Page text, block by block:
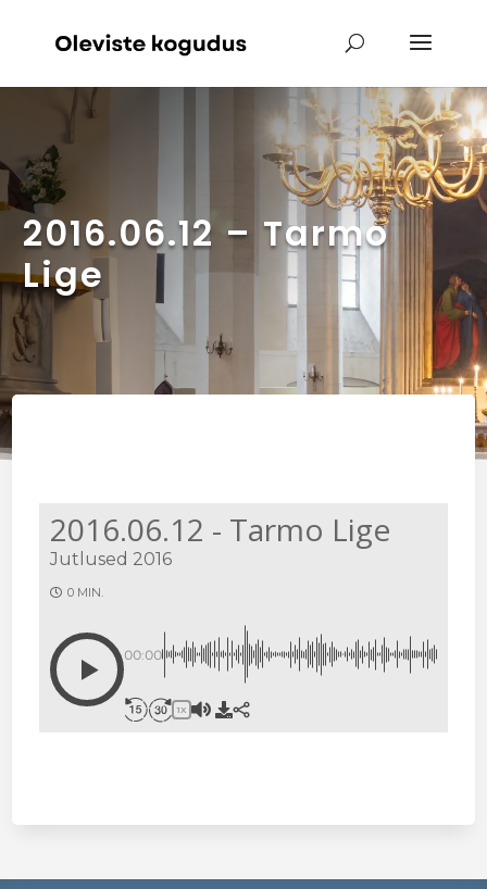
2016.06.12 – Tarmo
Lige
2016.06.12 - Tarmo Lige
Jutlused 2016
0 MIN.
00:00
1X